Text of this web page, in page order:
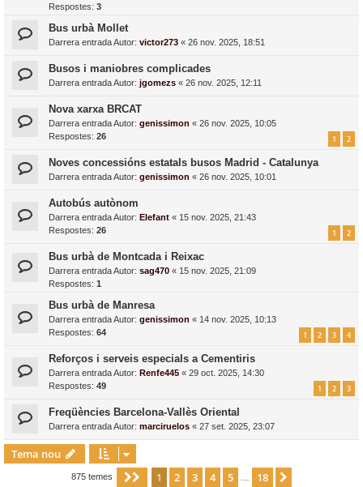
Respostes: 3
Bus urbà Mollet
Darrera entrada Autor: victor273 « 26 nov. 2025, 18:51
Busos i maniobres complicades
Darrera entrada Autor: jgomezs « 26 nov. 2025, 12:11
Nova xarxa BRCAT
Darrera entrada Autor: genissimon « 26 nov. 2025, 10:05
Respostes: 26 1 2
Noves concessións estatals busos Madrid - Catalunya
Darrera entrada Autor: genissimon « 26 nov. 2025, 10:01
Autobús autònom
Darrera entrada Autor: Elefant « 15 nov. 2025, 21:43
Respostes: 26 1 2
Bus urbà de Montcada i Reixac
Darrera entrada Autor: sag470 « 15 nov. 2025, 21:09
Respostes: 1
Bus urbà de Manresa
Darrera entrada Autor: genissimon « 14 nov. 2025, 10:13
Respostes: 64 1 2 3 4
Reforços i serveis especials a Cementiris
Darrera entrada Autor: Renfe445 « 29 oct. 2025, 14:30
Respostes: 49 1 2 3
Freqüències Barcelona-Vallès Oriental
Darrera entrada Autor: marciruelos « 27 set. 2025, 23:07
Tema nou
875 temes Pàgina de 18
1 2 3 4 5 18